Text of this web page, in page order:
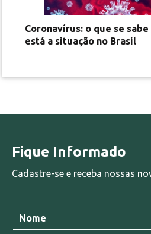
Coronavírus: o que se
está a situação no Brasil
Fique Informado
Cadastre-se e receba nossas